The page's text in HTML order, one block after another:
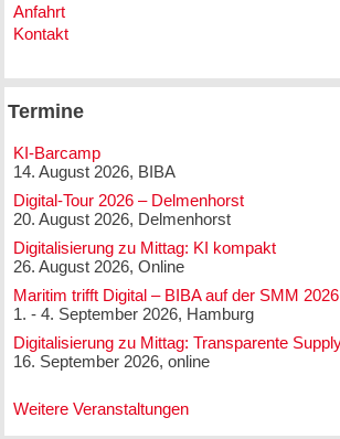
Anfahrt
Kontakt
Termine
KI-Barcamp
14. August 2026, BIBA
Digital-Tour 2026 – Delmenhorst
20. August 2026, Delmenhorst
Digitalisierung zu Mittag: KI kompakt
26. August 2026, Online
Maritim trifft Digital – BIBA auf der SMM 2026
1. - 4. September 2026, Hamburg
Digitalisierung zu Mittag: Transparente
16. September 2026, online
Weitere Veranstaltungen